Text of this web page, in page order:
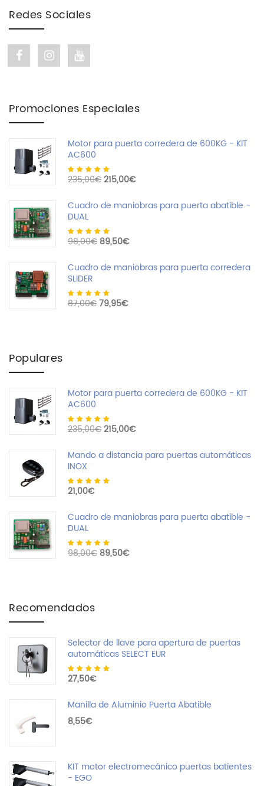
Redes Sociales
Facebook linkInstagram link
Promociones Especiales
Motor para puerta corredera de 600KG - KIT
AC600
Valorado con
de 5
235,00€El precio original era: 235,00€.
215,00€El precio actual es: 215,00€.
Cuadro de maniobras para puerta abatible -
DUAL
Valorado con
4.55
98,00€ El precio original era: 98,00€.
89,50€El precio actual es: 89,50€.
Cuadro de maniobras para puerta corredera
SLIDER
Valorado
con
87,00€El precio original era: 87,00€.
79,95€El precio actual es: 79,95€.
Populares
Motor para puerta corredera de 600KG - KIT
AC600
Valorado con
de 5
235,00€El precio original era: 235,00€.
215,00€El precio actual es: 215,00€.
Mando a distancia para puertas automáticas
INOX
Valorado con
5.00
21,00€
Cuadro de maniobras para puerta abatible -
DUAL
Valorado con
4.55
98,00€ El precio original era: 98,00€.
89,50€El precio actual es: 89,50€.
Recomendados
Selector de llave para apertura de puertas
automáticas SELECT EUR
Valorado con
5.00
27,50€
Manilla de Aluminio Puerta Abatible
8,55€
KIT motor electromecánico puertas batientes
- EGO